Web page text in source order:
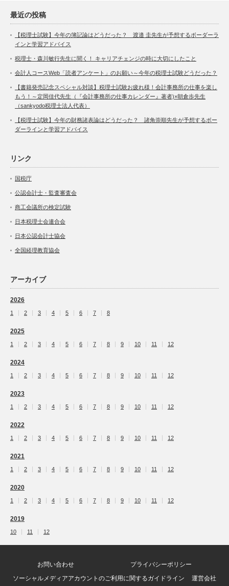
最近の投稿
【税理士試験】今年の簿記論はどうだった？ 渡邉 圭先生が予想するボーダーラ
インと学習アドバイス
税理士・森川敏行先生に聞く！ キャリアチェンジの時に大切にしたこと
会計人コースWeb「読者アンケート」のお願い～今年の税理士試験どうだった？
【書籍発売記念スペシャル対談】税理士試験お疲れ様！会計事務所の仕事を楽し
もう！～定岡佳代先生（『会計事務所の仕事カレンダー』著者)×朝倉歩先生
（sankyodo税理士法人代表）
【税理士試験】今年の財務諸表論はどうだった？ 諸角崇順先生が予想するボー
ダーラインと学習アドバイス
リンク
国税庁
公認会計士・監査審査会
商工会議所の検定試験
日本税理士会連合会
日本公認会計士協会
全国経理教育協会
アーカイブ
2026
1 2 3 4 5 6 7 8
2025
1 2 3 4 5 6 7 8 9 10 11 12
2024
1 2 3 4 5 6 7 8 9 10 11 12
2023
1 2 3 4 5 6 7 8 9 10 11 12
2022
1 2 3 4 5 6 7 8 9 10 11 12
2021
1 2 3 4 5 6 7 8 9 10 11 12
2020
1 2 3 4 5 6 7 8 9 10 11 12
2019
10 11 12
お問い合わせ
プライバシーポリシー
ソーシャルメディアアカウントのご利用に関するガイドライン
運営会社